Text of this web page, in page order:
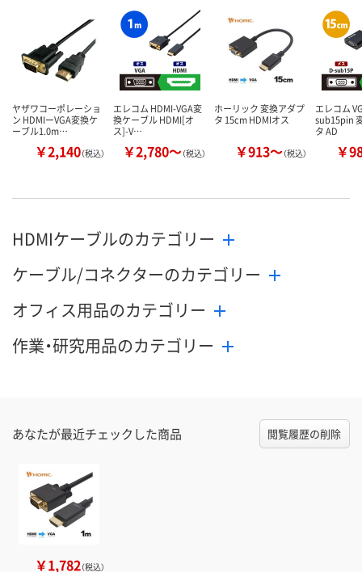
ヤザワコーポレーショ
ン HDMIーVGA変換ケ
ーブル1.0m…
￥2,140（税込）
エレコム HDMI-VGA変
換ケーブル HDMI[オ
ス]-V…
￥2,780～（税込）
ホーリック 変換アダプ
タ 15cm HDMIオス
￥913～（税込）
エレコム
sub15pin
タ AD
￥
HDMIケーブルのカテゴリー
ケーブル/コネクターのカテゴリー
オフィス用品のカテゴリー
作業・研究用品のカテゴリー
あなたが最近チェックした商品 閲覧履歴の削除
￥1,782（税込）